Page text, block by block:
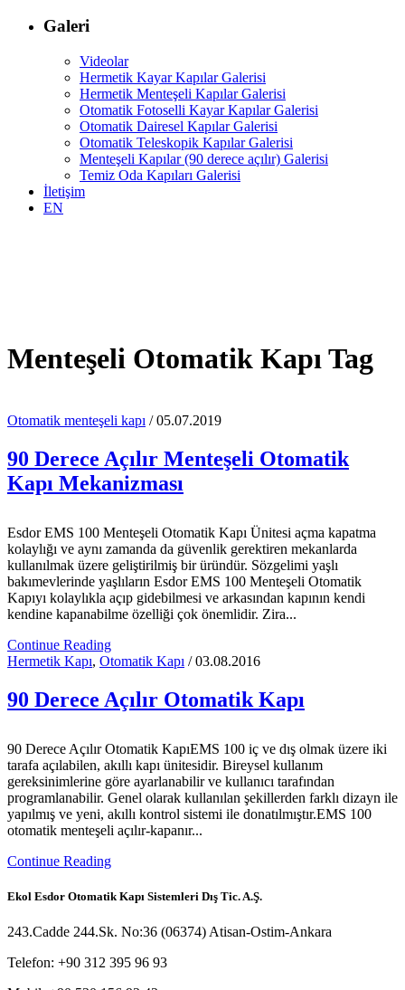
Galeri
Videolar
Hermetik Kayar Kapılar Galerisi
Hermetik Menteşeli Kapılar Galerisi
Otomatik Fotoselli Kayar Kapılar Galerisi
Otomatik Dairesel Kapılar Galerisi
Otomatik Teleskopik Kapılar Galerisi
Menteşeli Kapılar (90 derece açılır) Galerisi
Temiz Oda Kapıları Galerisi
İletişim
EN
Menteşeli Otomatik Kapı Tag
Otomatik menteşeli kapı / 05.07.2019
90 Derece Açılır Menteşeli Otomatik
Kapı Mekanizması
Esdor EMS 100 Menteşeli Otomatik Kapı Ünitesi açma kapatma
kolaylığı ve aynı zamanda da güvenlik gerektiren mekanlarda
kullanılmak üzere geliştirilmiş bir üründür. Sözgelimi yaşlı
bakımevlerinde yaşlıların Esdor EMS 100 Menteşeli Otomatik
Kapıyı kolaylıkla açıp gidebilmesi ve arkasından kapının kendi
kendine kapanabilme özelliği çok önemlidir. Zira...
Continue Reading
Hermetik Kapı, Otomatik Kapı / 03.08.2016
90 Derece Açılır Otomatik Kapı
90 Derece Açılır Otomatik KapıEMS 100 iç ve dış olmak üzere iki
tarafa açılabilen, akıllı kapı ünitesidir. Bireysel kullanım
gereksinimlerine göre ayarlanabilir ve kullanıcı tarafından
programlanabilir. Genel olarak kullanılan şekillerden farklı dizayn ile
yapılmış ve yeni, akıllı kontrol sistemi ile donatılmıştır.EMS 100
otomatik menteşeli açılır-kapanır...
Continue Reading
Ekol Esdor Otomatik Kapı Sistemleri Dış Tic. A.Ş.
243.Cadde 244.Sk. No:36 (06374) Atisan-Ostim-Ankara
Telefon: +90 312 395 96 93